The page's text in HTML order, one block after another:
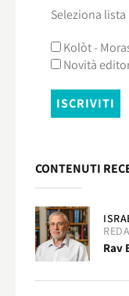
Seleziona
Kolòt -
Novità
CONTENUTI
Rav